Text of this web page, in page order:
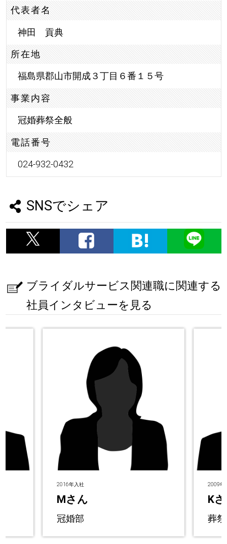
代表者名
神田 貢典
所在地
福島県郡山市開成３丁目６番１５号
事業内容
冠婚葬祭全般
電話番号
024-932-0432
SNSでシェア
ブライダルサービス関連職に関連する
社員インタビューを見る
2016年入社
Mさん
冠婚部
2009年
K
葬